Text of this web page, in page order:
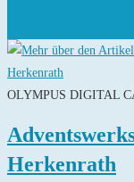
OLYMPUS DIGITAL
Herkenrath